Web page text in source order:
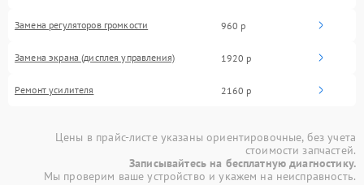
Замена регуляторов громкости 960 р
Замена экрана (дисплея управления) 1920 р
Ремонт усилителя 2160 р
Цены в прайс-листе указаны ориентировочные, без учета
стоимости запчастей.
Записывайтесь на бесплатную диагностику.
Мы проверим ваше устройство и укажем на неисправность.